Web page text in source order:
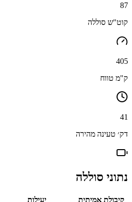
87
קוט"ש סוללה
405
ק"מ טווח
41
דק׳ טעינה מהירה
נתוני סוללה
קיבולת אמיתית
יעילות